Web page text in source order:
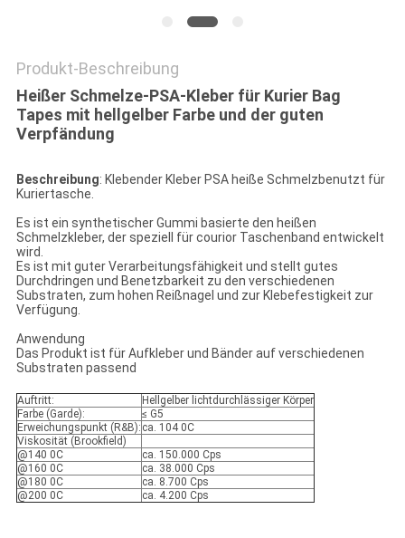
Produkt-Beschreibung
Heißer Schmelze-PSA-Kleber für Kurier Bag
Tapes mit hellgelber Farbe und der guten
Verpfändung
Beschreibung: Klebender Kleber PSA heiße Schmelzbenutzt für
Kuriertasche.
Es ist ein synthetischer Gummi basierte den heißen
Schmelzkleber, der speziell für courior Taschenband entwickelt
wird.
Es ist mit guter Verarbeitungsfähigkeit und stellt gutes
Durchdringen und Benetzbarkeit zu den verschiedenen
Substraten, zum hohen Reißnagel und zur Klebefestigkeit zur
Verfügung.
Anwendung
Das Produkt ist für Aufkleber und Bänder auf verschiedenen
Substraten passend
Auftritt:
Hellgelber lichtdurchlässiger Körper
Farbe (Garde):
≤ G5
Erweichungspunkt (R&B): ca. 104 0C
Viskosität (Brookfield)
@140 0C
ca. 150.000 Cps
@160 0C
ca. 38.000 Cps
@180 0C
ca. 8.700 Cps
@200 0C
ca. 4.200 Cps